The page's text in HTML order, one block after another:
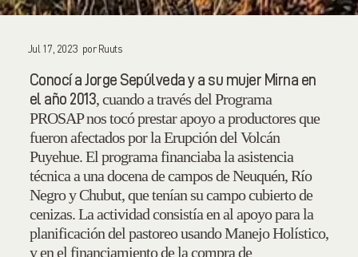
Jul 17, 2023 porRuuts
Conocí a Jorge Sepúlveda y a su mujer Mirna en
el año 2013, cuando a través del Programa
PROSAP nos tocó prestar apoyo a productores que
fueron afectados por la Erupción del Volcán
Puyehue. El programa financiaba la asistencia
técnica a una docena de campos de Neuquén, Río
Negro y Chubut, que tenían su campo cubierto de
cenizas. La actividad consistía en al apoyo para la
planificación del pastoreo usando Manejo Holístico,
y en el financiamiento de la compra de